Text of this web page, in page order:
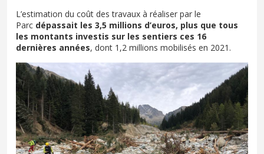
L’estimation du coût des travaux à réaliser par le
Parc dépassait les 3,5 millions d’euros, plus que tous
les montants investis sur les sentiers ces 16
dernières années, dont 1,2 millions mobilisés en 2021.